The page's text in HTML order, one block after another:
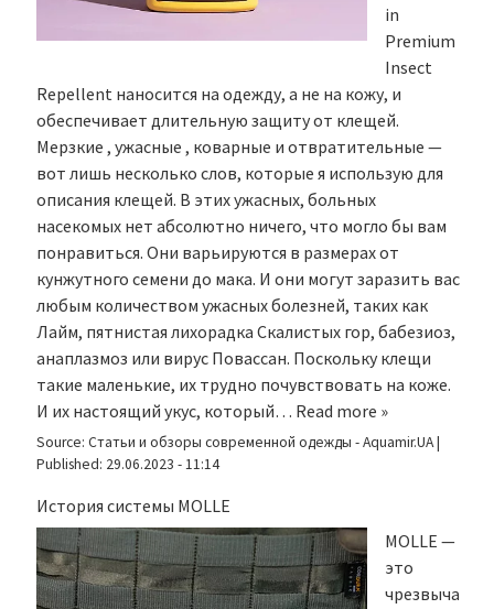
in
Premium
Insect
Repellent наносится на одежду, а не на кожу, и
обеспечивает длительную защиту от клещей.
Мерзкие , ужасные , коварные и отвратительные —
вот лишь несколько слов, которые я использую для
описания клещей. В этих ужасных, больных
насекомых нет абсолютно ничего, что могло бы вам
понравиться. Они варьируются в размерах от
кунжутного семени до мака. И они могут заразить вас
любым количеством ужасных болезней, таких как
Лайм, пятнистая лихорадка Скалистых гор, бабезиоз,
анаплазмоз или вирус Повассан. Поскольку клещи
такие маленькие, их трудно почувствовать на коже.
И их настоящий укус, который… Read more »
Source: Статьи и обзоры современной одежды - Aquamir.UA|
Published: 29.06.2023 - 11:14
История системы MOLLE
MOLLE —
это
чрезвыча